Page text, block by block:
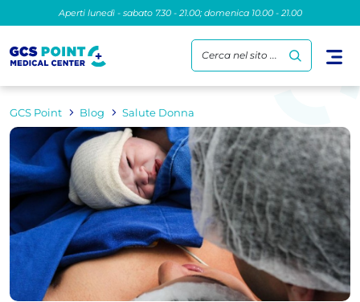
Aperti lunedì - sabato 7.30 - 21.00; domenica 10.00 - 21.00
Cerca nel sito ...
GCS Point Blog Salute Donna